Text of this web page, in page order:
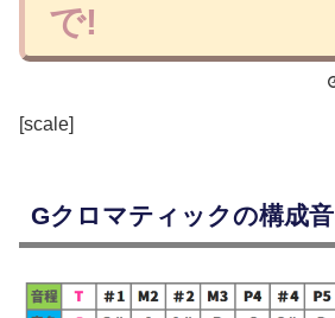
で!
[scale]
Gクロマティックの構成音